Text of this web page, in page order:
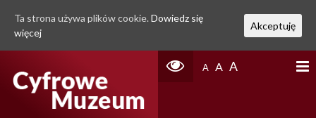
A A A
Ta strona używa plików cookie. Dowiedz się
więcej
Akceptuję